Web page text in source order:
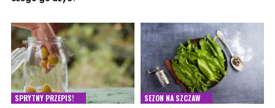
SPRYTNY PRZEPIS! SEZON NA SZCZAW